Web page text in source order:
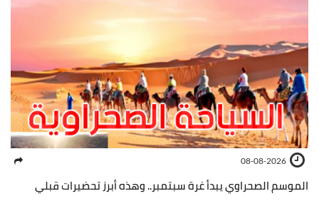
08-08-2026
الموسم الصحراوي يبدأ غرة سبتمبر.. وهذه أبرز تحضيرات قبلي